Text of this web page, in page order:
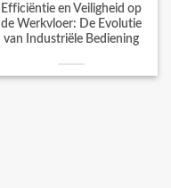
Efficiëntie en Veiligheid op
de Werkvloer: De Evolutie
van Industriële Bediening